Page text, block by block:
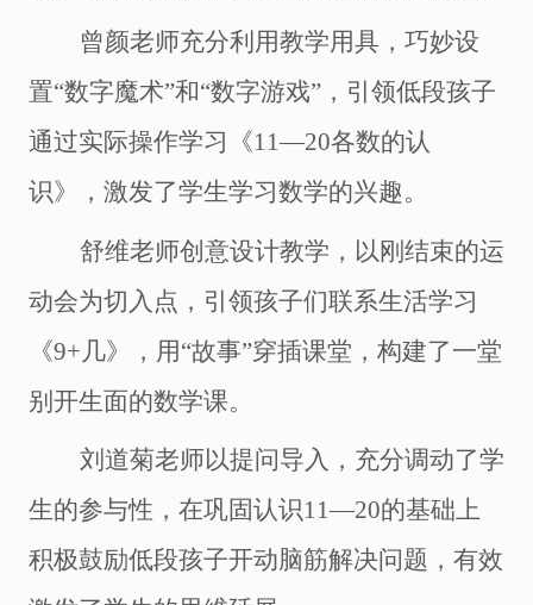
曾颜老师充分利用教学用具，巧妙设
置“数字魔术”和“数字游戏”，引领低段孩子
通过实际操作学习《11―20各数的认
识》，激发了学生学习数学的兴趣。
舒维老师创意设计教学，以刚结束的运
动会为切入点，引领孩子们联系生活学习
《9+几》，用“故事”穿插课堂，构建了一堂
别开生面的数学课。
刘道菊老师以提问导入，充分调动了学
生的参与性，在巩固认识11―20的基础上
积极鼓励低段孩子开动脑筋解决问题，有效